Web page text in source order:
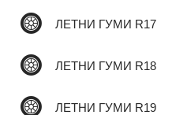
ЛЕТНИ ГУМИ R17
ЛЕТНИ ГУМИ R18
ЛЕТНИ ГУМИ R19